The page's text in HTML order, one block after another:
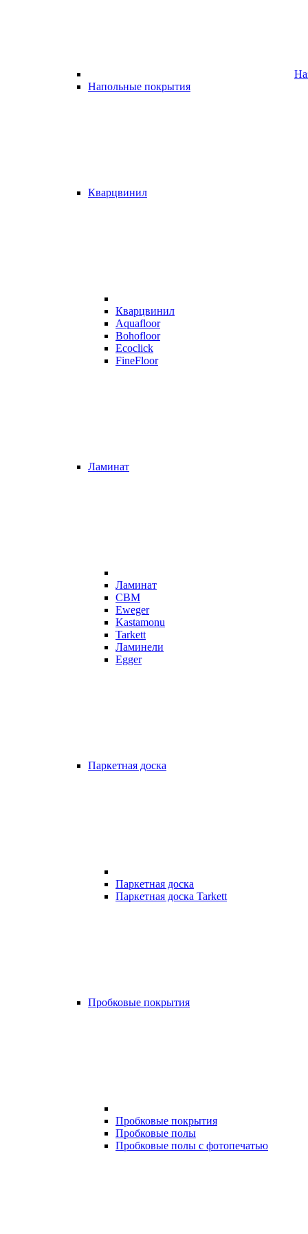
Напольные покрытия
Кварцвинил
Кварцвинил
Aquafloor
Bohofloor
Ecoclick
FineFloor
Ламинат
Ламинат
CBM
Eweger
Kastamonu
Tarkett
Ламинели
Egger
Паркетная доска
Паркетная доска
Паркетная доска Tarkett
Пробковые покрытия
Пробковые покрытия
Пробковые полы
Пробковые полы с фотопечатью